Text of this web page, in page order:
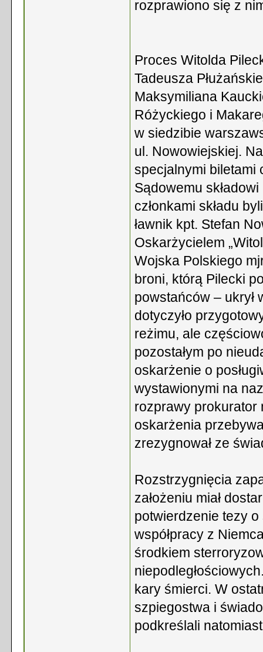
rozprawiono się z
Proces Witolda
Tadeusza
Maksymiliana
Różyckiego i
w siedzibie
ul. Nowowiejskiej.
specjalnymi biletami
Sądowemu
członkami składu
ławnik kpt. Stefan
Oskarżycielem
Wojska Polskiego
broni, którą Pilecki
powstańców – ukrył
dotyczyło
reżimu, ale
pozostałym po
oskarżenie o
wystawionymi na
rozprawy prokurator
oskarżenia
zrezygnował ze
Rozstrzygnięcia
założeniu miał
potwierdzenie tezy o
współpracy z
środkiem
kary śmierci. W
szpiegostwa i
podkreślali